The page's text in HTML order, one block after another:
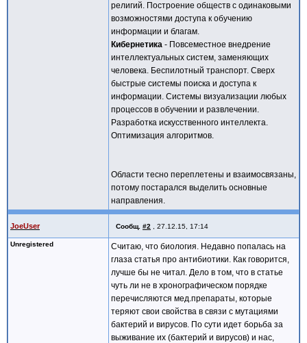
религий. Построение обществ с одинаковыми
возможностями доступа к обучению
информации и благам.
Кибернетика - Повсеместное внедрение
интеллектуальных систем, заменяющих
человека. Беспилотный транспорт. Сверх
быстрые системы поиска и доступа к
информации. Системы визуализации любых
процессов в обучении и развлечении.
Разработка искусственного интеллекта.
Оптимизация алгоритмов.
Области тесно переплетены и взаимосвязаны,
потому постарался выделить основные
направления.
JoeUser Сообщ. #2 27.12.15, 17:14
Unregistered
Считаю, что биология. Недавно попалась на
глаза статья про антибиотики. Как говорится,
лучше бы не читал. Дело в том, что в статье
чуть ли не в хронографическом порядке
перечисляются мед.препараты, которые
теряют свои свойства в связи с мутациями
бактерий и вирусов. По сути идет борьба за
выживание их (бактерий и вирусов) и нас,